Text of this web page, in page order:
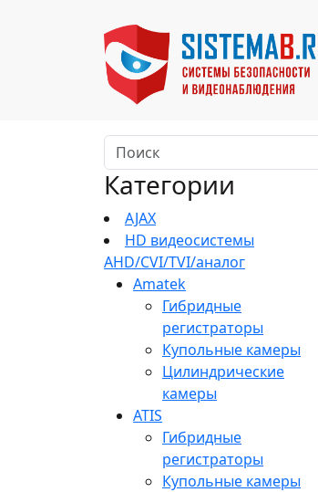
Категории
AJAX
HD видеосистемы
AHD/CVI/TVI/аналог
Amatek
Гибридные
регистраторы
Купольные камеры
Цилиндрические
камеры
ATIS
Гибридные
регистраторы
Купольные камеры